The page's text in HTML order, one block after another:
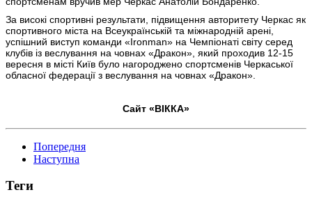
За високі спортивні результати, підвищення авторитету Черкас як
спортивного міста на Всеукраїнській та міжнародній арені,
успішний виступ команди «Ironman» на Чемпіонаті світу серед
клубів із веслування на човнах «Дракон», який проходив 12-15
вересня в місті Київ було нагороджено спортсменів Черкаської
обласної федерації з веслування на човнах «Дракон».
Сайт «ВІККА»
Попередня
Наступна
Теги